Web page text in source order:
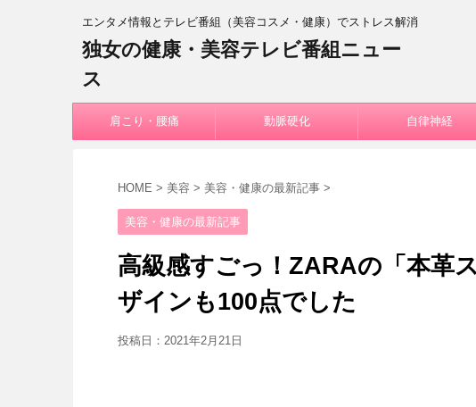
エンタメ情報とテレビ番組（美容コスメ・健康）でストレス解消
独女の健康・美容テレビ番組ニュー
ス
肩こり・腰痛 動脈硬化 自律神経
HOME > 美容 > 美容・健康の最新記事 >
美容・健康の最新記事
高級感すごっ！ZARAの「本革
ザインも100点でした
投稿日： 2021年2月21日